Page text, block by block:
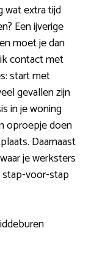
wat extra tijd
Een ijverige
moet je dan
contact met
start met
gevallen zijn
in je woning
oproepje doen
Daarnaast
je werksters
stap-voor-stap